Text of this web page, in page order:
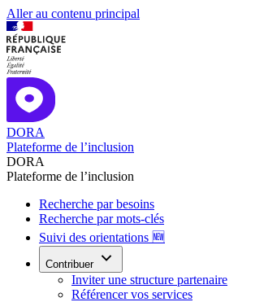
Aller au contenu principal
DORA
Plateforme de l’inclusion
DORA
Plateforme de l’inclusion
Recherche par besoins
Recherche par mots-clés
Suivi des orientations 🆕
Contribuer
Inviter une structure partenaire
Référencer vos services